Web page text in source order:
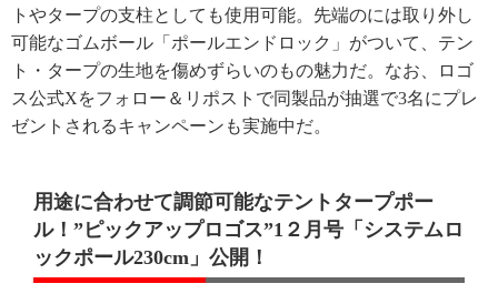
トやタープの支柱としても使用可能。先端のには取り外し
可能なゴムボール「ポールエンドロック」がついて、テン
ト・タープの生地を傷めずらいのもの魅力だ。なお、ロゴ
ス公式Xをフォロー＆リポストで同製品が抽選で3名にプレ
ゼントされるキャンペーンも実施中だ。
用途に合わせて調節可能なテントタープポー
ル！”ピックアップロゴス”1２月号「システムロ
ックポール230cm」公開！